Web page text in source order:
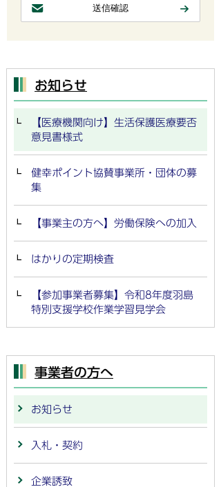
お知らせ
【医療機関向け】生活保護医療要否
意見書様式
健幸ポイント協賛事業所・団体の募
集
【事業主の方へ】労働保険への加入
はかりの定期検査
【参加事業者募集】令和8年度羽島
特別支援学校作業学習見学会
事業者の方へ
お知らせ
入札・契約
企業誘致